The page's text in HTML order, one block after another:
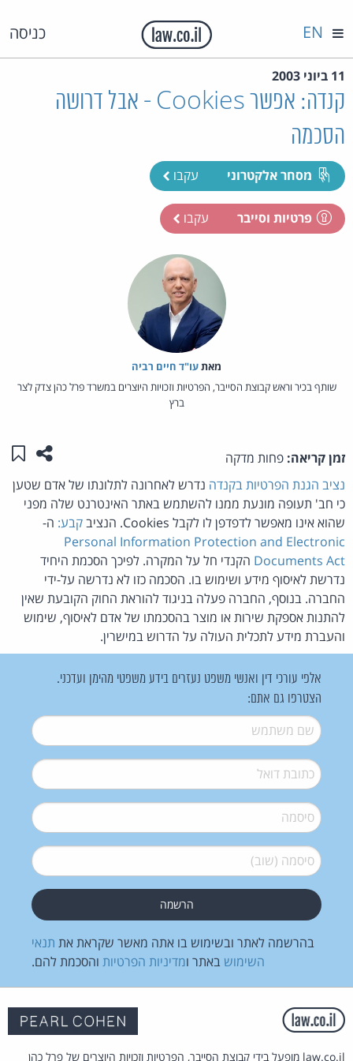
כניסה EN
11 ביוני 2003
קנדה: אפשר Cookies - אבל דרושה
הסכמה
מסחר אלקטרוני עקבו
פרטיות וסייבר עקבו
מאת‏עו"ד חיים רביה
שותף בכיר וראש קבוצת הסייבר, הפרטיות וזכויות היוצרים במשרד פרל כהן צדק לצר
ברץ
זמן קריאה: פחות מדקה שתפו
נציב הגנת הפרטיות בקנדה נדרש לאחרונה לתלונתו של אדם שטען
כי חב' תעופה מונעת ממנו להשתמש באתר האינטרנט שלה מפני
שהוא אינו מאפשר לדפדפן לו לקבל Cookies. הנציב
קבע: ה-
Personal Information Protection and Electronic
Documents Act הקנדי חל על המקרה. לפיכך הסכמת היחיד
נדרשת לאיסוף מידע ושימוש בו. הסכמה כזו לא נדרשה על-ידי
החברה. בנוסף, החברה פעלה בניגוד להוראת החוק הקובעת שאין
להתנות אספקת שירות או מוצר בהסכמתו של אדם לאיסוף, שימוש
והעברת מידע לתכלית העולה על הדרוש במישרין.
אלפי עורכי דין ואנשי משפט נעזרים בידע משפטי מהימן ועדכני.
הצטרפו גם אתם:
שם משתמש*
דואל*
סיסמה*
סיסמה (שוב)*
בהרשמה לאתר ובשימוש בו אתה מאשר שקראת את תנאי
השימוש באתר ומדיניות הפרטיות והסכמת להם.
law.co.il מופעל בידי קבוצת הסייבר, הפרטיות וזכויות היוצרים של פרל כהן